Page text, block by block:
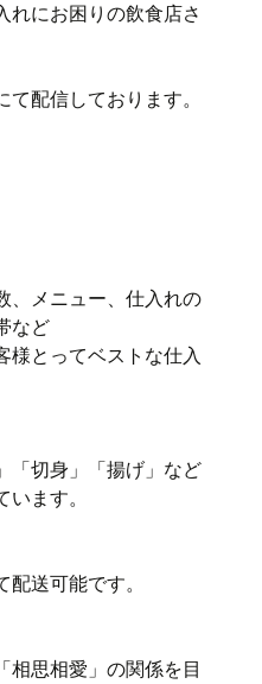
れにお困りの飲食店さ
配信しております。
、メニュー、仕入れの
など
様とってベストな仕入
「切身」「揚げ」など
ます。
送可能です。
相思相愛」の関係を目